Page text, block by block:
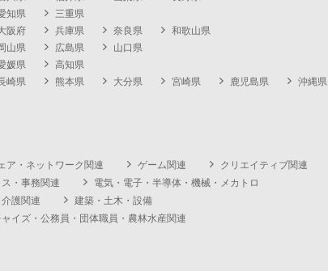
知県
三重県
阪府 兵庫県 奈良県
和歌山県
山県 広島県
山口県
媛県
高知県
崎県 熊本県 大分県 宮崎県 鹿児島県
沖縄県
ア・ネットワーク関連 ゲーム関連
クリエイティブ関連
・事務関連
電気・電子・半導体・機械・メカトロ
護関連
建築・土木・設備
イズ・公務員・団体職員・農林水産関連